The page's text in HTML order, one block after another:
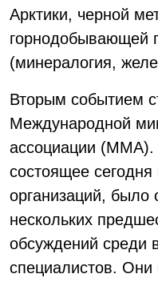
Арктики, черной
горнодобывающей
(минералогия,
Вторым событием
Международной
ассоциации (ММА).
состоящее
организаций, было
нескольких
обсуждений среди
специалистов.